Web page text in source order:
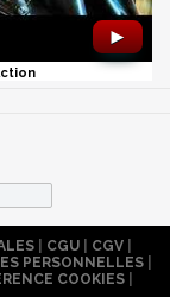
►
| CGU| CGV|
PERSONNELLES
COOKIES